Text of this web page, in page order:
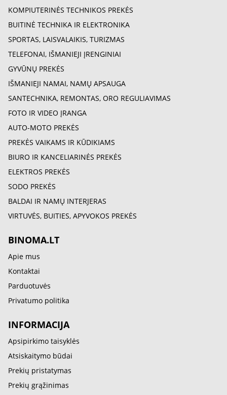
KOMPIUTERINĖS TECHNIKOS PREKĖS
BUITINĖ TECHNIKA IR ELEKTRONIKA
SPORTAS, LAISVALAIKIS, TURIZMAS
TELEFONAI, IŠMANIEJI ĮRENGINIAI
GYVŪNŲ PREKĖS
IŠMANIEJI NAMAI, NAMŲ APSAUGA
SANTECHNIKA, REMONTAS, ORO REGULIAVIMAS
FOTO IR VIDEO ĮRANGA
AUTO-MOTO PREKĖS
PREKĖS VAIKAMS IR KŪDIKIAMS
BIURO IR KANCELIARINĖS PREKĖS
ELEKTROS PREKĖS
SODO PREKĖS
BALDAI IR NAMŲ INTERJERAS
VIRTUVĖS, BUITIES, APYVOKOS PREKĖS
BINOMA.LT
Apie mus
Kontaktai
Parduotuvės
Privatumo politika
INFORMACIJA
Apsipirkimo taisyklės
Atsiskaitymo būdai
Prekių pristatymas
Prekių grąžinimas